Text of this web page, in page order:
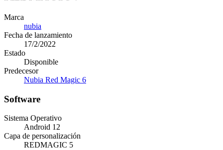
Marca
nubia
Fecha de lanzamiento
17/2/2022
Estado
Disponible
Predecesor
Nubia Red Magic 6
Software
Sistema Operativo
Android 12
Capa de personalización
REDMAGIC 5